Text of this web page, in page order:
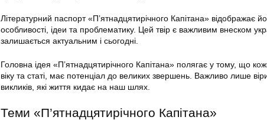
Літературний паспорт «П’ятнадцятирічного Капітана» відображає
особливості, ідеи та проблематику. Цей твір є важливим внеском
залишається актуальним і сьогодні.
Головна ідея «П’ятнадцятирічного Капітана» полягає у тому, що
віку та статі, має потенціал до великих звершень. Важливо лише
викликів, які життя кидає на наш шлях.
Теми «П’ятнадцятирічного Капітана»